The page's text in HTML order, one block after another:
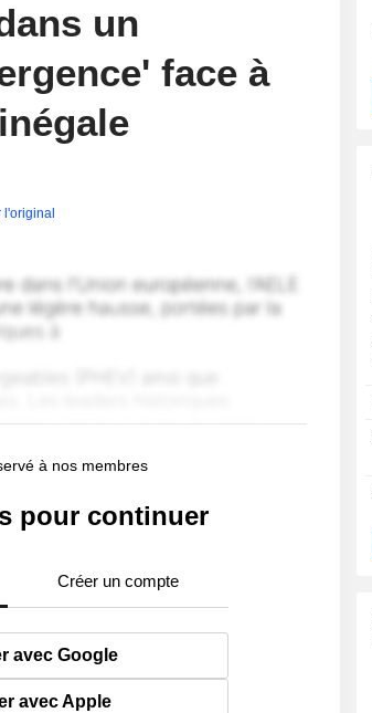
un
face à
l'original
à nos membres
pour continuer
Créer un compte
avec Google
avec Apple